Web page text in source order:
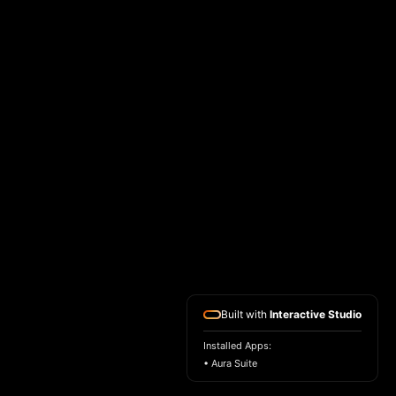
Built with Interactive Studio
Installed Apps:
• Aura Suite